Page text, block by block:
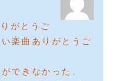
がとうご
楽曲ありがとうご
できなかった、